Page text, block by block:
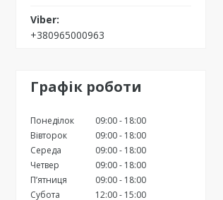
+380965000963
Графік роботи
Понеділок 09:00
18:00
Вівторок
09:00
18:00
Середа
09:00
18:00
Четвер
09:00
18:00
Пʼятниця
09:00
18:00
Субота
12:00
15:00